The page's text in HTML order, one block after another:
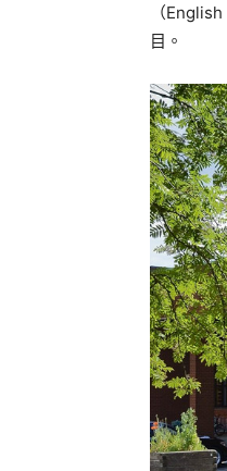
（
目。